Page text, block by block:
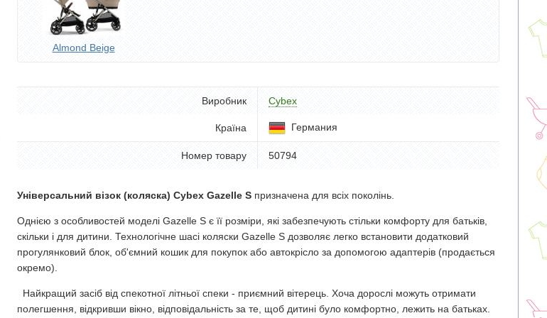
Almond Beige
Виробник Cybex
Країна Германия
Номер товару 50794
Універсальний візок (коляска) Cybex Gazelle Sпризначена для всіх поколінь.
Однією з особливостей моделі Gazelle S є її розміри, які забезпечують стільки комфорту для батьків,
скільки і для дитини. Технологічне шасі коляски Gazelle S дозволяє легко встановити додатковий
прогулянковий блок, об'ємний кошик для покупок або автокрісло за допомогою адаптерів (продається
окремо).
Найкращий засіб від спекотної літньої спеки - приємний вітерець. Хоча дорослі можуть отримати
полегшення, відкривши вікно, відповідальність за те, щоб дитині було комфортно, лежить на батьках.